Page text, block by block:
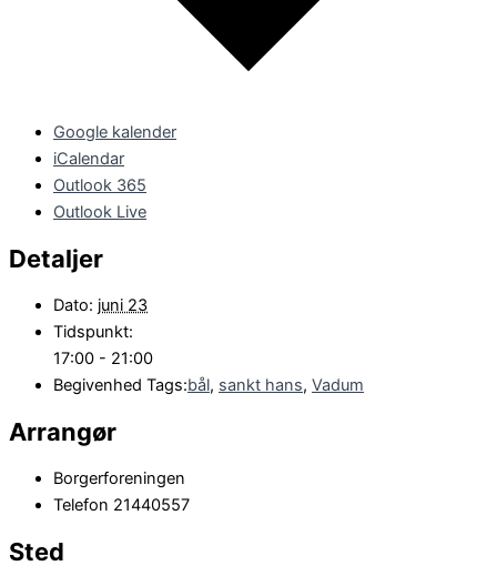
Google kalender
iCalendar
Outlook 365
Outlook Live
Detaljer
Dato: juni 23
Tidspunkt:
17:00 - 21:00
Begivenhed Tags:bål, sankt hans, Vadum
Arrangør
Borgerforeningen
Telefon 21440557
Sted